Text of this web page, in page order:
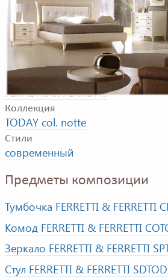
Композиция для спадбной
входят: двуспальная
туалетный столик, зеркало, стул,
Фабрика
FERRETTI & FERRETTI
Коллекция
TODAY col. notte
Стили
современный
Предметы композиции
Тумбочка FERRETTI & FERRETTI
Комод FERRETTI & FERRETTI
Зеркало FERRETTI & FERRETTI
Стул FERRETTI & FERRETTI SDTOD